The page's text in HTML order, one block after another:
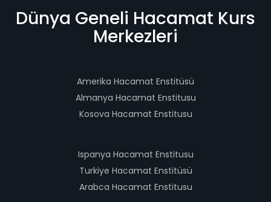
Dünya Geneli Hacamat Kurs
Merkezleri
Amerika Hacamat Enstitüsü
Almanya Hacamat Enstitusu
Kosova Hacamat Enstitusu
Ispanya Hacamat Enstitusu
Turkiye Hacamat Enstitüsü
Arabca Hacamat Enstitusu